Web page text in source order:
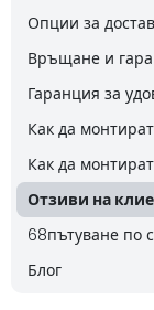
Опции за
Връщане и
Гаранция за
Как да
Как да
Отзиви на
68пътуване по
Блог